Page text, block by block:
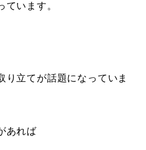
ています。
り立てが話題になっていま
あれば